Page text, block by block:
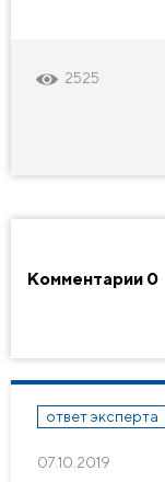
2525
Комментарии 0
ответ эксперта
07.10.2019